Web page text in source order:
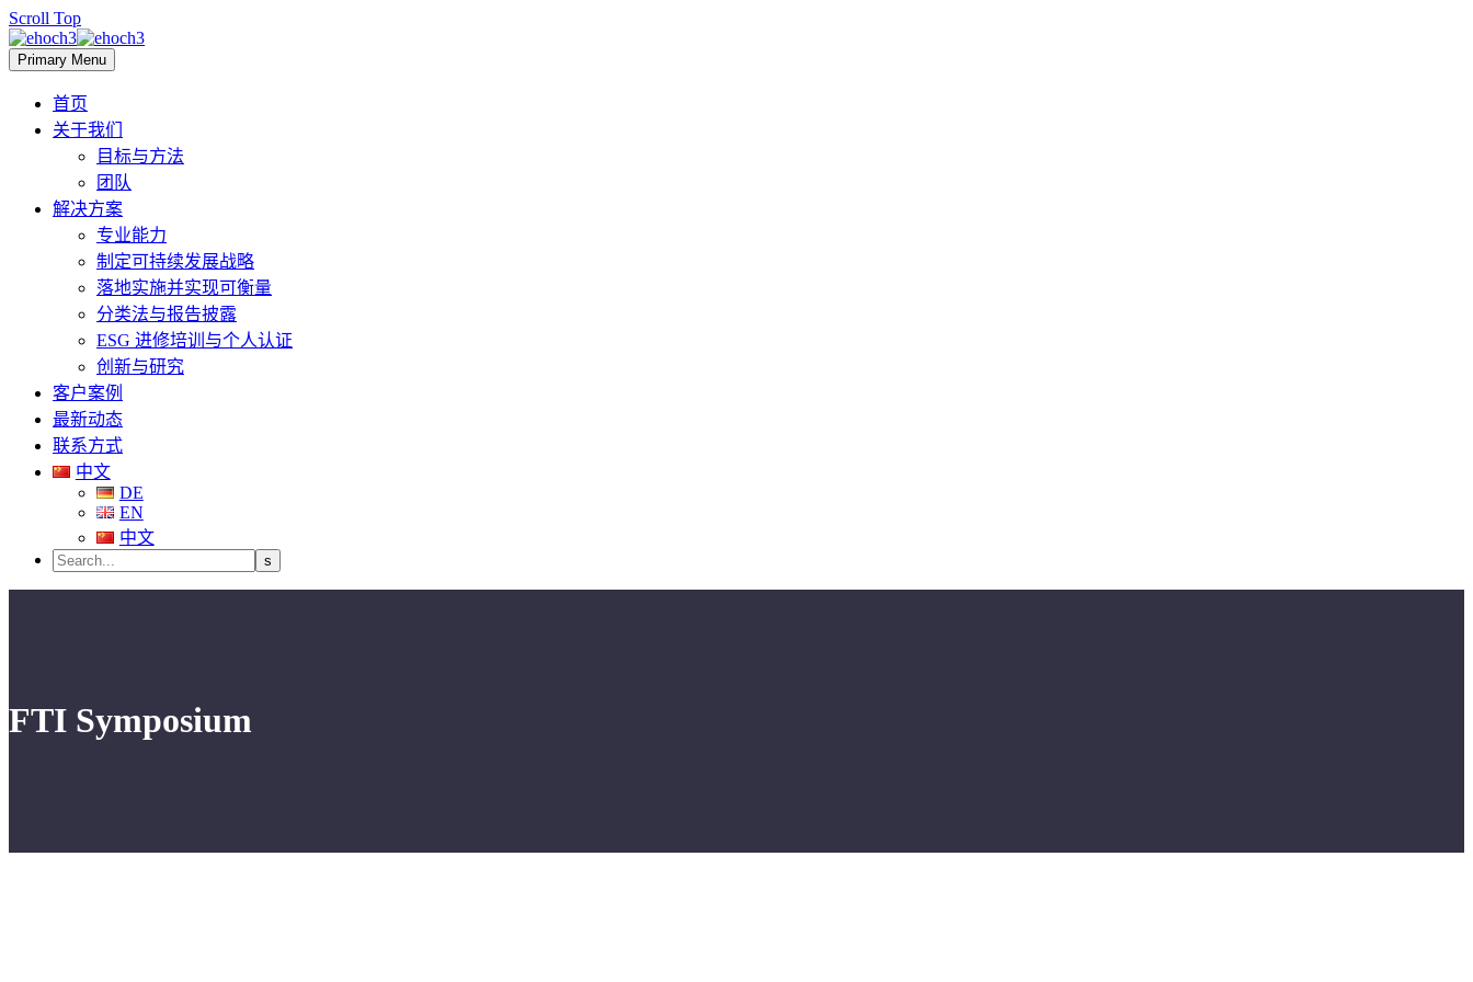
Scroll Top
Primary Menu
首页
关于我们
目标与方法
团队
解决方案
专业能力
制定可持续发展战略
落地实施并实现可衡量
分类法与报告披露
ESG 进修培训与个人认证
创新与研究
客户案例
最新动态
联系方式
中文
DE
EN
中文
FTI Symposium